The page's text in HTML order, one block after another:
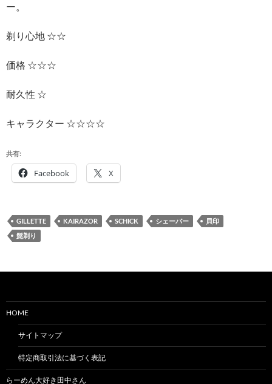
ー。
剃り心地 ☆☆
価格 ☆☆☆
耐久性 ☆
キャラクター ☆☆☆☆
共有:
Facebook X
GILLETTE KAIRAZOR SCHICK シェーバー
貝印
髭剃り
HOME
サイトマップ
特定商取引法に基づく表記
らーめん大好き田中さん